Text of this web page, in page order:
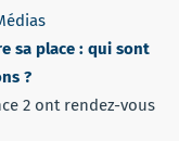
sa place : qui sont
?
2 ont rendez-vous